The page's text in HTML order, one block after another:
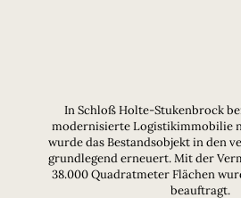
In Schloß Holte-Stukenbrock
modernisierte Logistikimmobilie
wurde das Bestandsobjekt in den
grundlegend erneuert. Mit der
38.000 Quadratmeter Flächen
beauftragt.